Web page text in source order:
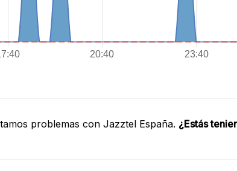
problemas con Jazztel España. ¿Estás